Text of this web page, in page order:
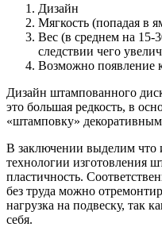
Дизайн
Мягкость (попадая в
Вес (в среднем на 15-
следствии чего
Возможно появление
Дизайн штампованного
это большая редкость, в
«штамповку»
В заключении выделим что
технологии изготовления
пластичность.
без труда можно
нагрузка на подвеску, так
себя.